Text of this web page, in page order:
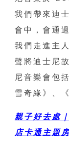
我們帶來迪
會中，會通
我們走進主
聲將迪士尼
尼音樂會包
雪奇緣》、
親子好去處
店卡通主題